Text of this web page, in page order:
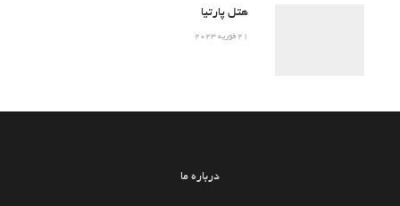
هتل پارتیا
21 فوریه 2023
درباره ما